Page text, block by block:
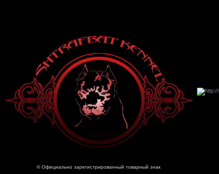
© Официально зарегистрированный товарный знак